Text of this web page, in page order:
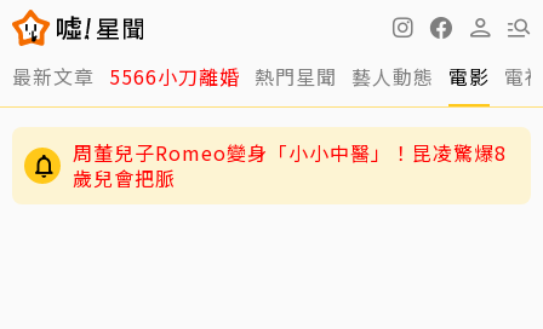
最新文章 5566小刀離婚 熱門星聞 藝人動態 電影 電
周董兒子Romeo變身「小小中醫」！昆凌驚爆8
歲兒會把脈